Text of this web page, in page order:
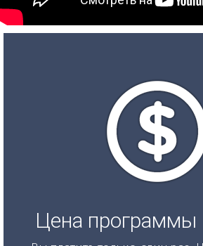
Цена программы